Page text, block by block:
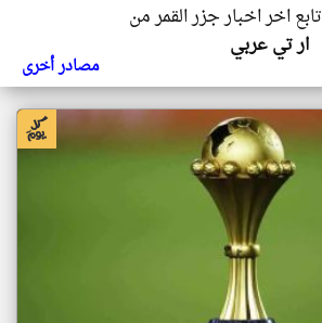
تابع اخر اخبار جزر القمر من
ار تي عربي
مصادر أخرى